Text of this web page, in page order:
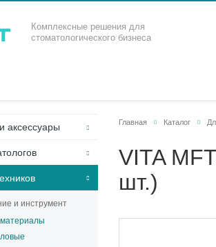
Комплексные решения для
стоматологического бизнеса
аксессуары
и инструмент
Главная Каталог
VITA
шт.)